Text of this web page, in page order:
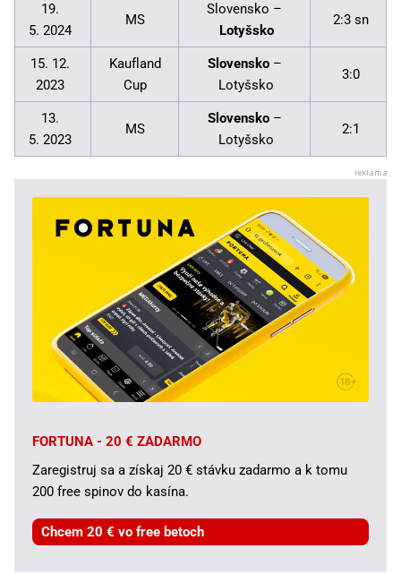
19.
5. 2024
MS
Slovensko –
Lotyšsko
2:3 sn
15. 12.
2023
Kaufland
Cup
Slovensko –
Lotyšsko
3:0
13.
5. 2023
MS
Slovensko –
Lotyšsko
2:1
FORTUNA - 20 € ZADARMO
Zaregistruj sa a získaj 20 € stávku zadarmo a k tomu
200 free spinov do kasína.
Chcem 20 € vo free betoch